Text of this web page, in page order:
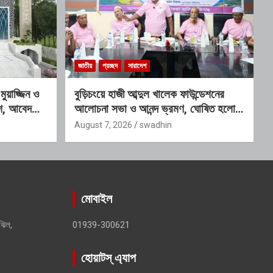
ও
আবেদনের
জাতীয় প্রচ্ছদ সারাদেশ
বুড়িচংয়ে হাজী আব্দুল খালেক ফাউন্ডেশনের
আলোচনা সভা ও আনন্দ ভ্রমণ, ঘোষিত হলো
নতুন কার্যনির্বাহী কমিটি
August 7, 2026 swadhin
মোবাইল
01939-300621
হোয়াটস্ এ্যাপ